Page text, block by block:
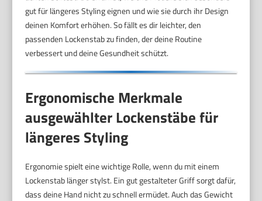
gut für längeres Styling eignen und wie sie durch ihr Design
deinen Komfort erhöhen. So fällt es dir leichter, den
passenden Lockenstab zu finden, der deine Routine
verbessert und deine Gesundheit schützt.
Ergonomische Merkmale
ausgewählter Lockenstäbe für
längeres Styling
Ergonomie spielt eine wichtige Rolle, wenn du mit einem
Lockenstab länger stylst. Ein gut gestalteter Griff sorgt dafür,
dass deine Hand nicht zu schnell ermüdet. Auch das Gewicht